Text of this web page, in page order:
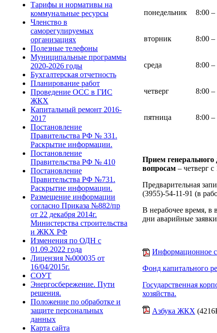
Тарифы и нормативы на
коммунальные ресурсы
Членство в
саморегулируемых
организациях
Полезные телефоны
Муниципальные программы
2020-2026 годы
Бухгалтерская отчетность
Планирование работ
Проведение ОСС в ГИС
ЖКХ
Капитальный ремонт 2016-
2017
Постановление
Правительства РФ № 331.
Раскрытие информации.
Постановление
Правительства РФ № 410
Постановление
Правительства РФ №731.
Раскрытие информации.
Размещение информации
согласно Приказа №882/пр
от 22 декабря 2014г.
Министерства строительства
и ЖКХ РФ
Изменения по ОДН с
01.09.2022 года
Лицензия №000035 от
16/04/2015г.
СОУТ
Энергосбережение. Пути
решения.
Положение по обработке и
защите персональных
данных
Карта сайта
понедельник 8:00 –
вторник 8:00 –
среда 8:00 –
четверг 8:00 –
пятница 8:00 –
Прием
вопросам – четверг
Предварительная
(3955)-54-11-91 (в
В нерабочее время,
дни аварийные
Информационное
Фонд капитального
Государственная
хозяйства.
Азбука ЖКХ